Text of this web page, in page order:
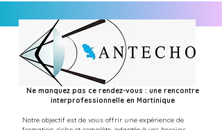
Ne manquez pas ce rendez-vous : une rencontre
interprofessionnelle en Martinique
Notre objectif est de vous offrir une expérience de